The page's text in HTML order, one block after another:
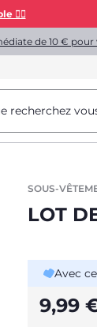
👯‍♀️
de 10 € pour
recherchez
SOUS-
LOT
Avec
9,99